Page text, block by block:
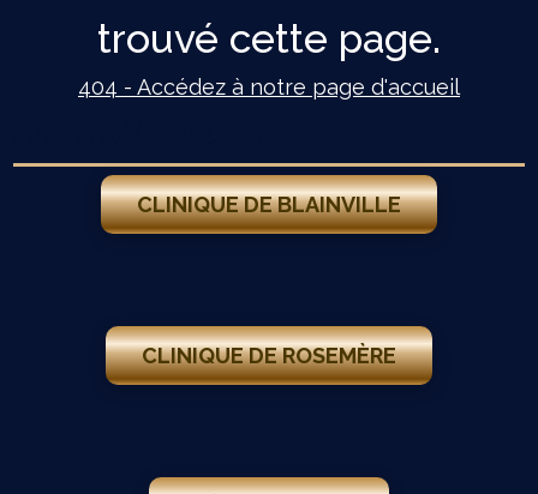
trouvé cette page.
404 - Accédez à notre page d'accueil
CLINIQUE DE BLAINVILLE
CLINIQUE DE ROSEMÈRE